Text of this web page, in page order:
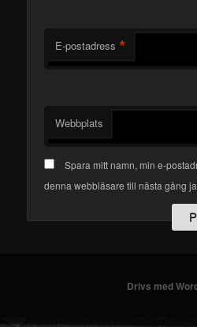
E-postadress *
Webbplats
Spara mitt namn, min e-
denna webbläsare till nästa gång
Drivs med